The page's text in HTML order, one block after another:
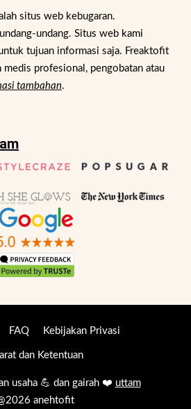
situs web kebugaran.
undang. Situs web kami
tujuan informasi saja. Freaktofit
medis profesional, pengobatan atau
tambahan.
FAQ Kebijakan Privasi
dan Ketentuan
usaha 💪 dan gairah ❤️ uttam
anehtofit